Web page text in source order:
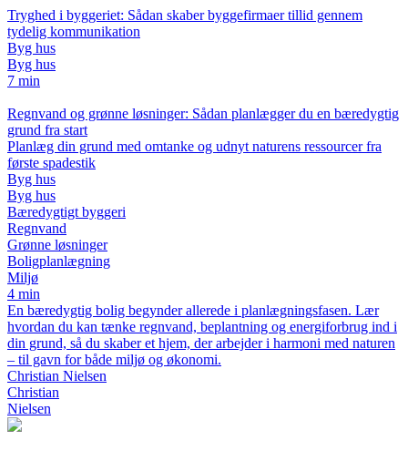
Tryghed i byggeriet: Sådan skaber byggefirmaer tillid gennem
tydelig kommunikation
Byg hus
Byg hus
7 min
Regnvand og grønne løsninger: Sådan planlægger du en bæredygtig
grund fra start
Planlæg din grund med omtanke og udnyt naturens ressourcer fra
første spadestik
Byg hus
Byg hus
Bæredygtigt byggeri
Regnvand
Grønne løsninger
Boligplanlægning
Miljø
4 min
En bæredygtig bolig begynder allerede i planlægningsfasen. Lær
hvordan du kan tænke regnvand, beplantning og energiforbrug ind i
din grund, så du skaber et hjem, der arbejder i harmoni med naturen
– til gavn for både miljø og økonomi.
Christian Nielsen
Christian
Nielsen